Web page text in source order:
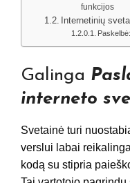
funkcijos
Internetinių
Galinga
interneto
Svetainė turi
verslui labai
kodą su stipria